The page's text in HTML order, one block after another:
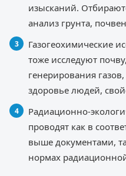
изысканий.
анализ грунта,
Газогеохимические
тоже исследуют
генерирования
здоровье людей,
Радиационно-
проводят как в
выше документами,
нормах